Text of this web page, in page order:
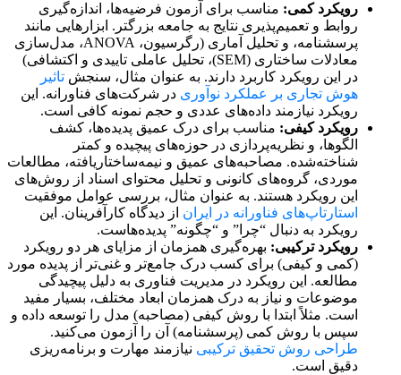
رویکرد کمی: مناسب برای آزمون فرضیه‌ها، اندازه‌گیری
روابط و تعمیم‌پذیری نتایج به جامعه بزرگتر. ابزارهایی مانند
پرسشنامه، و تحلیل آماری (رگرسیون، ANOVA، مدل‌سازی
معادلات ساختاری (SEM)، تحلیل عاملی تاییدی و اکتشافی)
در این رویکرد کاربرد دارند. به عنوان مثال، سنجش تاثیر
هوش تجاری بر عملکرد نوآوری در شرکت‌های فناورانه. این
رویکرد نیازمند داده‌های عددی و حجم نمونه کافی است.
رویکرد کیفی: مناسب برای درک عمیق پدیده‌ها، کشف
الگوها، و نظریه‌پردازی در حوزه‌های پیچیده و کمتر
شناخته‌شده. مصاحبه‌های عمیق و نیمه‌ساختاریافته، مطالعات
موردی، گروه‌های کانونی و تحلیل محتوای اسناد از روش‌های
این رویکرد هستند. به عنوان مثال، بررسی عوامل موفقیت
استارتاپ‌های فناورانه در ایران از دیدگاه کارآفرینان. این
رویکرد به دنبال “چرا” و “چگونه” پدیده‌هاست.
رویکرد ترکیبی: بهره‌گیری همزمان از مزایای هر دو رویکرد
(کمی و کیفی) برای کسب درک جامع‌تر و غنی‌تر از پدیده مورد
مطالعه. این رویکرد در مدیریت فناوری به دلیل پیچیدگی
موضوعات و نیاز به درک همزمان ابعاد مختلف، بسیار مفید
است. مثلاً ابتدا با روش کیفی (مصاحبه) مدل را توسعه داده و
سپس با روش کمی (پرسشنامه) آن را آزمون می‌کنید.
طراحی روش تحقیق ترکیبی نیازمند مهارت و برنامه‌ریزی
دقیق است.